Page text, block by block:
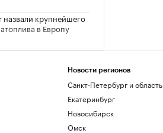
назвали крупнейшего
в Европу
краткосрочный
Овечкина
Новости регионов
Санкт-Петербург и область
Екатеринбург
Новосибирск
Омск